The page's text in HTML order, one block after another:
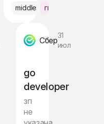
middle гибрид Москва
Сбер
31
июл
go
developer
зп
не